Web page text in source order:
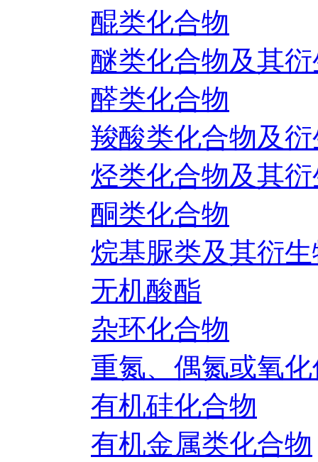
醌类化合物
醚类化合物及其
醛类化合物
羧酸类化合物及
烃类化合物及其
酮类化合物
烷基脲类及其衍
无机酸酯
杂环化合物
重氮、偶氮或氧
有机硅化合物
有机金属类化合物